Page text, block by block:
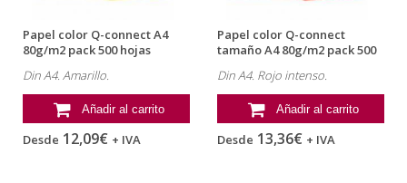
Papel color Q-connect A4
80g/m2 pack 500 hojas
Din A4. Amarillo.
Añadir al carrito
Desde 12,09€ + IVA
Papel color Q-connect
tamaño A4 80g/m2 pack 500
Din A4. Rojo intenso.
Añadir al carrito
Desde 13,36€ + IVA